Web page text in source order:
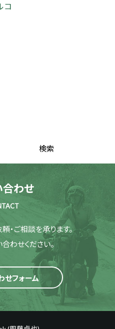
コ
合わせ
・ご相談を承ります。
わせください。
せフォーム